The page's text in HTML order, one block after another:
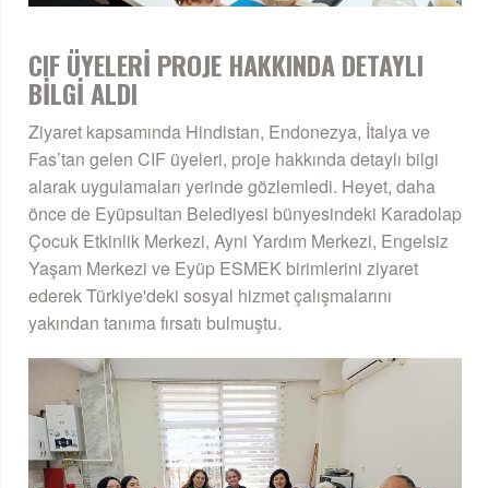
CIF ÜYELERİ PROJE HAKKINDA DETAYLI
BİLGİ ALDI
Ziyaret kapsamında Hindistan, Endonezya, İtalya ve
Fas’tan gelen CIF üyeleri, proje hakkında detaylı bilgi
alarak uygulamaları yerinde gözlemledi. Heyet, daha
önce de Eyüpsultan Belediyesi bünyesindeki Karadolap
Çocuk Etkinlik Merkezi, Ayni Yardım Merkezi, Engelsiz
Yaşam Merkezi ve Eyüp ESMEK birimlerini ziyaret
ederek Türkiye'deki sosyal hizmet çalışmalarını
yakından tanıma fırsatı bulmuştu.